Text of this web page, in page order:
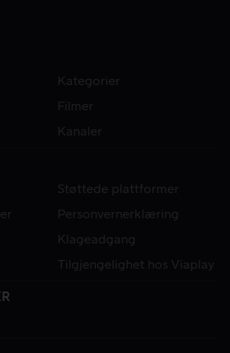
Kategorier
Filmer
Kanaler
Støttede plattformer
Personvernerklæring
Klageadgang
Tilgjengelighet hos Viaplay